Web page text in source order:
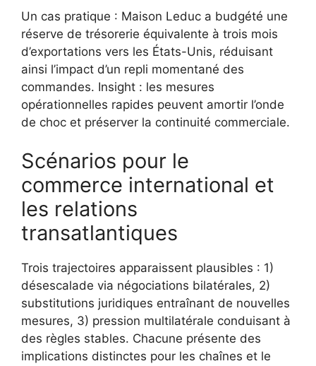
Un cas pratique : Maison Leduc a budgété une
réserve de trésorerie équivalente à trois mois
d’exportations vers les États-Unis, réduisant
ainsi l’impact d’un repli momentané des
commandes. Insight : les mesures
opérationnelles rapides peuvent amortir l’onde
de choc et préserver la continuité commerciale.
Scénarios pour le
commerce international et
les relations
transatlantiques
Trois trajectoires apparaissent plausibles : 1)
désescalade via négociations bilatérales, 2)
substitutions juridiques entraînant de nouvelles
mesures, 3) pression multilatérale conduisant à
des règles stables. Chacune présente des
implications distinctes pour les chaînes et le